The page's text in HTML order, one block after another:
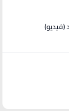
(فيديو)